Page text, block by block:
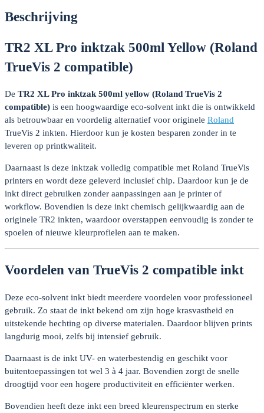
TrueVis
compatible)
Beschrijving
TR2 XL Pro inktzak 500ml Yellow (Roland
TrueVis 2 compatible)
De TR2 XL Pro inktzak 500ml yellow (Roland TrueVis 2
compatible) is een hoogwaardige eco-solvent inkt die is ontwikkeld
als betrouwbaar en voordelig alternatief voor originele Roland
TrueVis 2 inkten. Hierdoor kun je kosten besparen zonder in te
leveren op printkwaliteit.
Daarnaast is deze inktzak volledig compatible met Roland TrueVis
printers en wordt deze geleverd inclusief chip. Daardoor kun je de
inkt direct gebruiken zonder aanpassingen aan je printer of
workflow. Bovendien is deze inkt chemisch gelijkwaardig aan de
originele TR2 inkten, waardoor overstappen eenvoudig is zonder te
spoelen of nieuwe kleurprofielen aan te maken.
Voordelen van TrueVis 2 compatible inkt
Deze eco-solvent inkt biedt meerdere voordelen voor professioneel
gebruik. Zo staat de inkt bekend om zijn hoge krasvastheid en
uitstekende hechting op diverse materialen. Daardoor blijven prints
langdurig mooi, zelfs bij intensief gebruik.
Daarnaast is de inkt UV- en waterbestendig en geschikt voor
buitentoepassingen tot wel 3 à 4 jaar. Bovendien zorgt de snelle
droogtijd voor een hogere productiviteit en efficiënter werken.
Bovendien heeft deze inkt een breed kleurenspectrum en sterke